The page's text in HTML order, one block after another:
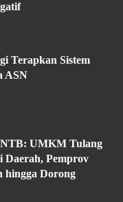
Terapkan Sistem
ASN
UMKM Tulang
Daerah, Pemprov
hingga Dorong